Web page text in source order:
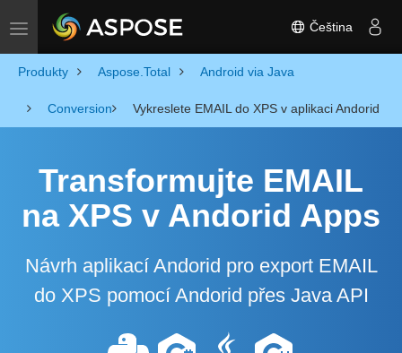
Toggle navigation Čeština
Produkty Aspose.Total Android via Java
Conversion Vykreslete EMAIL do XPS v aplikaci Andorid
Transformujte EMAIL
na XPS v Andorid Apps
Návrh aplikací Andorid pro export EMAIL
do XPS pomocí Andorid přes Java API